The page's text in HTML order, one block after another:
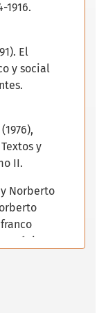
1916.
El
y social
y
II.
Norberto
México:
No